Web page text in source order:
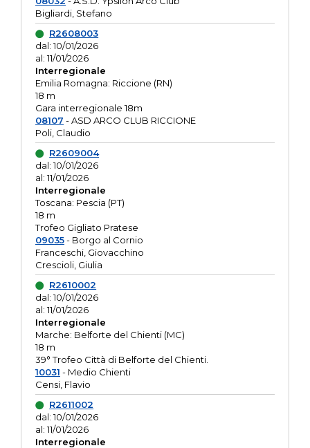
Bigliardi, Stefano
R2608003
dal: 10/01/2026
al: 11/01/2026
Interregionale
Emilia Romagna: Riccione (RN)
18 m
Gara interregionale 18m
08107 - ASD ARCO CLUB RICCIONE
Poli, Claudio
R2609004
dal: 10/01/2026
al: 11/01/2026
Interregionale
Toscana: Pescia (PT)
18 m
Trofeo Gigliato Pratese
09035- Borgo al Cornio
Franceschi, Giovacchino
Crescioli, Giulia
R2610002
dal: 10/01/2026
al: 11/01/2026
Interregionale
Marche: Belforte del Chienti (MC)
18 m
39° Trofeo Città di Belforte del Chienti.
10031 - Medio Chienti
Censi, Flavio
R2611002
dal: 10/01/2026
al: 11/01/2026
Interregionale